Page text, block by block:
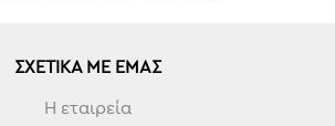
ΣΧΕΤΙΚΆ ΜΕ ΕΜΆΣ
Η εταιρεία